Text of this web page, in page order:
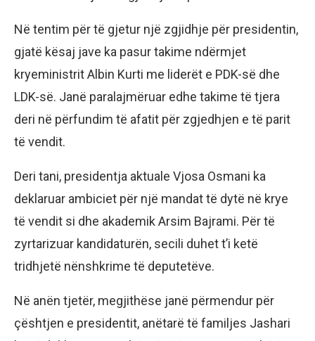
Në tentim për të gjetur një zgjidhje për presidentin,
gjatë kësaj jave ka pasur takime ndërmjet
kryeministrit Albin Kurti me liderët e PDK-së dhe
LDK-së. Janë paralajmëruar edhe takime të tjera
deri në përfundim të afatit për zgjedhjen e të parit
të vendit.
Deri tani, presidentja aktuale Vjosa Osmani ka
deklaruar ambiciet për një mandat të dytë në krye
të vendit si dhe akademik Arsim Bajrami. Për të
zyrtarizuar kandidaturën, secili duhet t’i ketë
tridhjetë nënshkrime të deputetëve.
Në anën tjetër, megjithëse janë përmendur për
çështjen e presidentit, anëtarë të familjes Jashari